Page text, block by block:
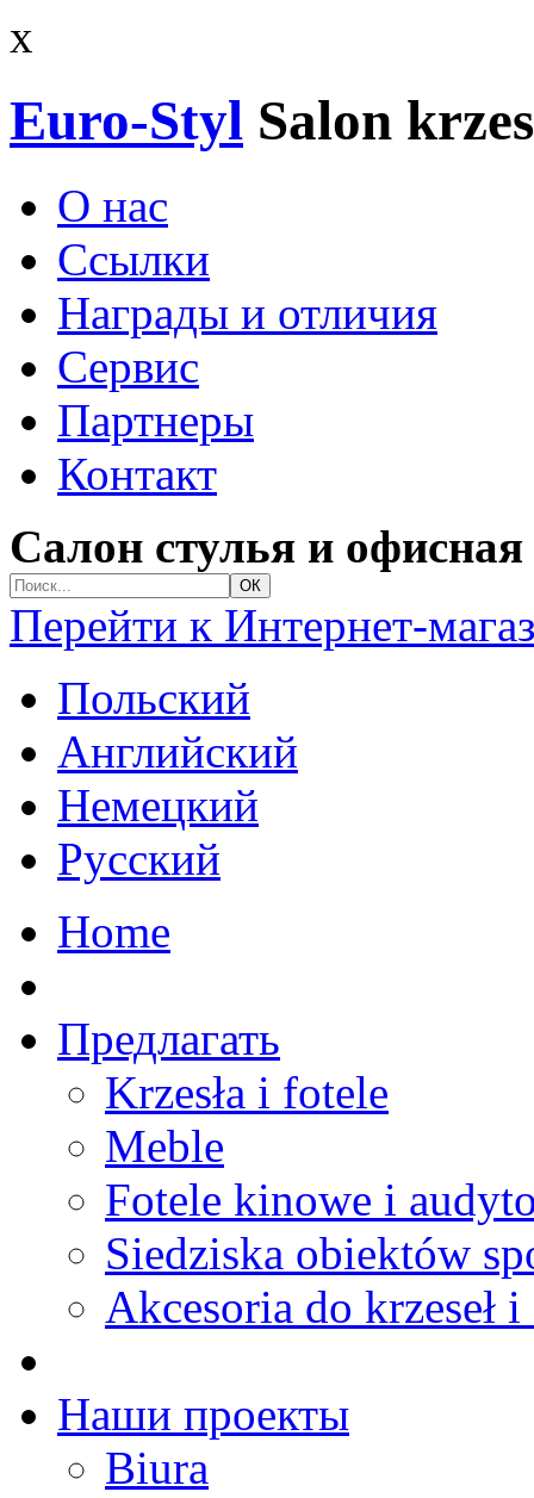
x
Euro-Styl Salon
О нас
Ссылки
Награды и отличия
Сервис
Партнеры
Контакт
Салон стулья и офисная
Перейти к Интернет-
Польский
Английский
Немецкий
Русский
Home
Предлагать
Krzesła i fotele
Meble
Fotele kinowe i
Siedziska obiektów
Akcesoria do krzeseł
Наши проекты
Biura